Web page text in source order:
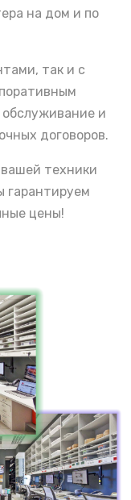
на дом и по
так и с
обслуживание и
договоров.
техники
гарантируем
цены!